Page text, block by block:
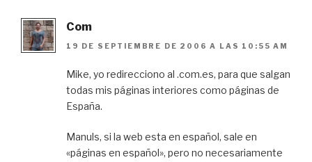
Com
19 DE SEPTIEMBRE DE 2006 A LAS 10:55 AM
Mike, yo redirecciono al .com.es, para que salgan
todas mis páginas interiores como páginas de
España.
Manuls, si la web esta en español, sale en
«páginas en español», pero no necesariamente